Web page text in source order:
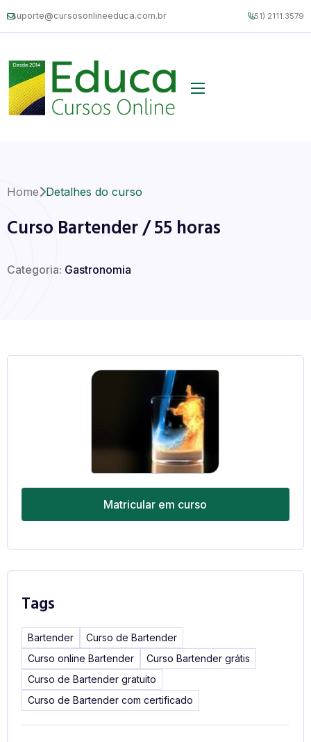
suporte@cursosonlineeduca.com.br (51) 2111.3579
Home Detalhes do curso
Curso Bartender / 55 horas
Categoria: Gastronomia
Matricular em curso
Tags
Bartender
Curso de Bartender
Curso online Bartender
Curso Bartender grátis
Curso de Bartender gratuito
Curso de Bartender com certificado